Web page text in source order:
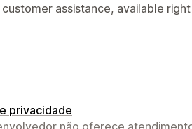
assistance, available
privacidade
não oferece